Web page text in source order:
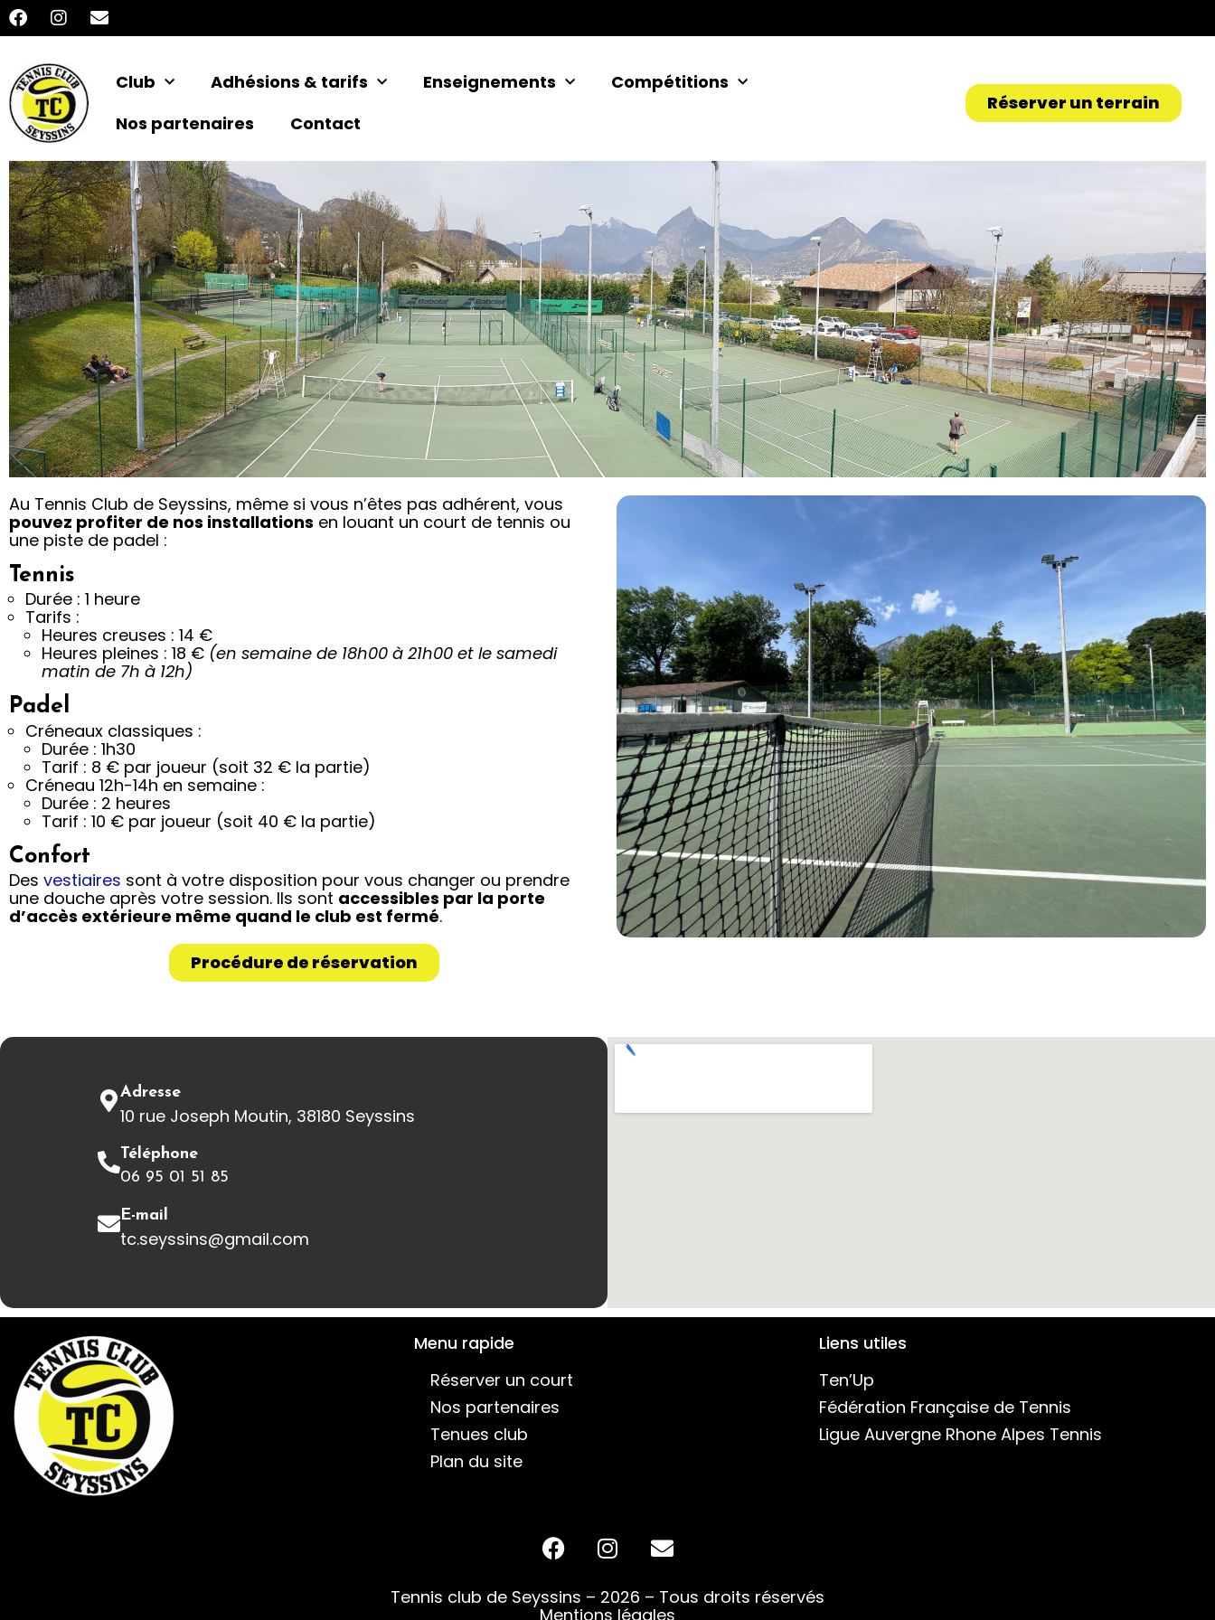
Club Adhésions & tarifs Enseignements
Compétitions
Nos partenaires
Contact
Réserver un terrain
La location
engagement
Au Tennis Club de Seyssins, même si vous n’êtes pas adhérent, vous
pouvez profiter de nos installations en louant un court de tennis ou
une piste de padel :
Tennis
Durée : 1 heure
Tarifs :
Heures creuses : 14 €
Heures pleines : 18 € (en semaine de 18h00 à 21h00 et le samedi
matin de 7h à 12h)
Padel
Créneaux classiques :
Durée : 1h30
Tarif : 8 € par joueur (soit 32 € la partie)
Créneau 12h-14h en semaine :
Durée : 2 heures
Tarif : 10 € par joueur (soit 40 € la partie)
Confort
Des vestiaires sont à votre disposition pour vous changer ou prendre
une douche après votre session. Ils sont accessibles par la porte
d’accès extérieure même quand le club est fermé.
Procédure de réservation
Adresse
10 rue Joseph Moutin, 38180 Seyssins
Téléphone
06 95 01 51 85
E-mail
tc.seyssins@gmail.com
Menu rapide
Réserver un court
Nos partenaires
Tenues club
Plan du site
Liens utiles
Ten’Up
Fédération Française de Tennis
Ligue Auvergne Rhone Alpes Tennis
Tennis club de Seyssins – 2026 – Tous droits réservés
Mentions légales